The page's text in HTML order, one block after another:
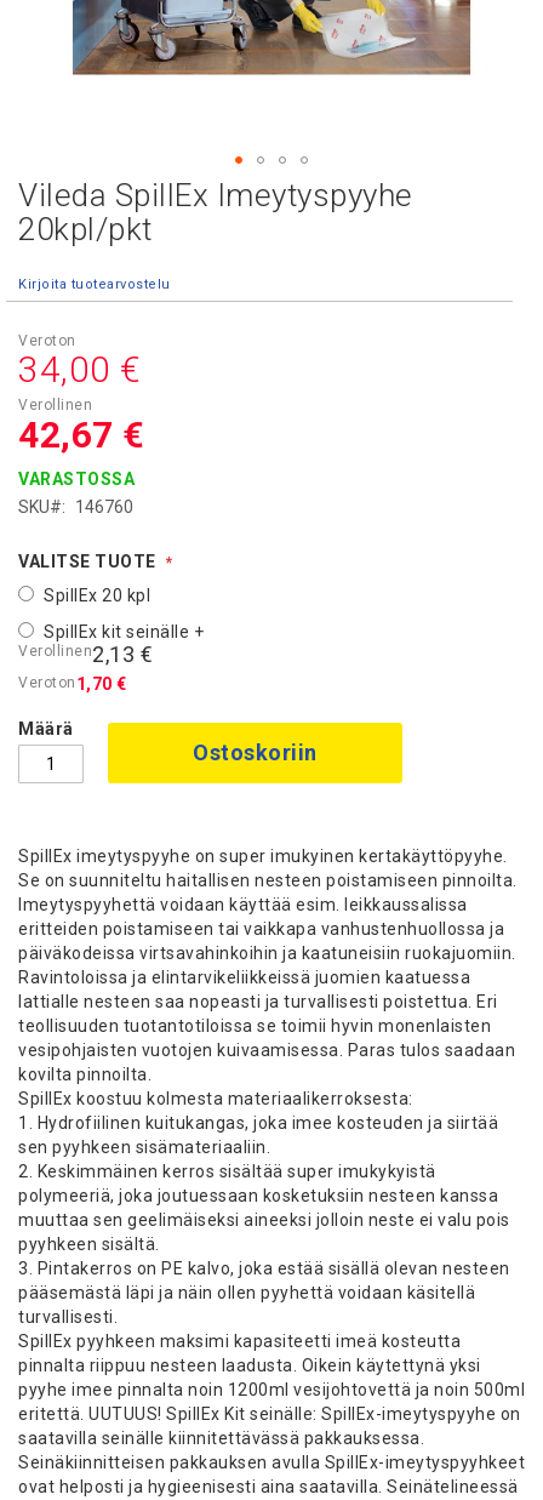
Vileda SpillEx Imeytyspyyhe
20kpl/pkt
Kirjoita tuotearvostelu
42,67 €
34,00 €
VARASTOSSA
SKU
146760
VALITSE TUOTE
SpillEx 20 kpl
SpillEx kit seinälle +
2,13 €
1,70 €
Määrä
Ostoskoriin
SpillEx imeytyspyyhe on super imukyinen kertakäyttöpyyhe.
Se on suunniteltu haitallisen nesteen poistamiseen pinnoilta.
Imeytyspyyhettä voidaan käyttää esim. leikkaussalissa
eritteiden poistamiseen tai vaikkapa vanhustenhuollossa ja
päiväkodeissa virtsavahinkoihin ja kaatuneisiin ruokajuomiin.
Ravintoloissa ja elintarvikeliikkeissä juomien kaatuessa
lattialle nesteen saa nopeasti ja turvallisesti poistettua. Eri
teollisuuden tuotantotiloissa se toimii hyvin monenlaisten
vesipohjaisten vuotojen kuivaamisessa. Paras tulos saadaan
kovilta pinnoilta.
SpillEx koostuu kolmesta materiaalikerroksesta:
1. Hydrofiilinen kuitukangas, joka imee kosteuden ja siirtää
sen pyyhkeen sisämateriaaliin.
2. Keskimmäinen kerros sisältää super imukykyistä
polymeeriä, joka joutuessaan kosketuksiin nesteen kanssa
muuttaa sen geelimäiseksi aineeksi jolloin neste ei valu pois
pyyhkeen sisältä.
3. Pintakerros on PE kalvo, joka estää sisällä olevan nesteen
pääsemästä läpi ja näin ollen pyyhettä voidaan käsitellä
turvallisesti.
SpillEx pyyhkeen maksimi kapasiteetti imeä kosteutta
pinnalta riippuu nesteen laadusta. Oikein käytettynä yksi
pyyhe imee pinnalta noin 1200ml vesijohtovettä ja noin 500ml
eritettä. UUTUUS! SpillEx Kit seinälle: SpillEx-imeytyspyyhe on
saatavilla seinälle kiinnitettävässä pakkauksessa.
Seinäkiinnitteisen pakkauksen avulla SpillEx-imeytyspyyhkeet
ovat helposti ja hygieenisesti aina saatavilla. Seinätelineessä
Skip
to
the
of
images
gallery